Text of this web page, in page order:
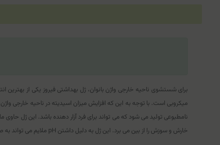
میکروبی است. با توجه به این که افزایش میزان اسیدیته در ناحیه خارجی واژن
نامطبوعی تولید می شود که می تواند برای فرد آزار دهنده باشد. این ژل
خارش و سوزش را از بین می برد. این ژل به دلیل داشتن pH ملایم می تواند به صورت روزانه و بعد از استفاده از استخر مصرف شود.